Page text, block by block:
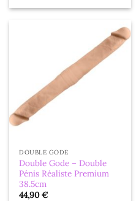
DOUBLE GODE
Double Gode – Double
Pénis Réaliste Premium
38.5cm
44,90€